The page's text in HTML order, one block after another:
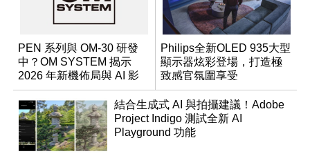
PEN 系列與 OM-30 研發
中？OM SYSTEM 揭示
2026 年新機佈局與 AI 影
像藍圖
Philips全新OLED 935大型
顯示器炫彩登場，打造極
致感官氛圍享受
結合生成式 AI 與拍攝建議！Adobe
Project Indigo 測試全新 AI
Playground 功能